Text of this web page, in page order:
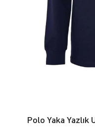
Polo Yaka